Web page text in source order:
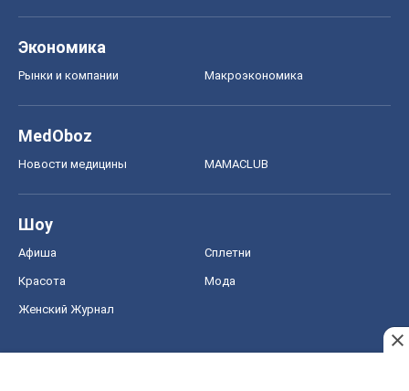
Экономика
Рынки и компании Mакроэкономика
MedOboz
Новости медицины MAMACLUB
Шоу
Афиша Сплетни
Красота Мода
Женский Журнал